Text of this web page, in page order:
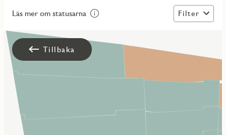
Läs mer om statusarna Filter
Tillbaka